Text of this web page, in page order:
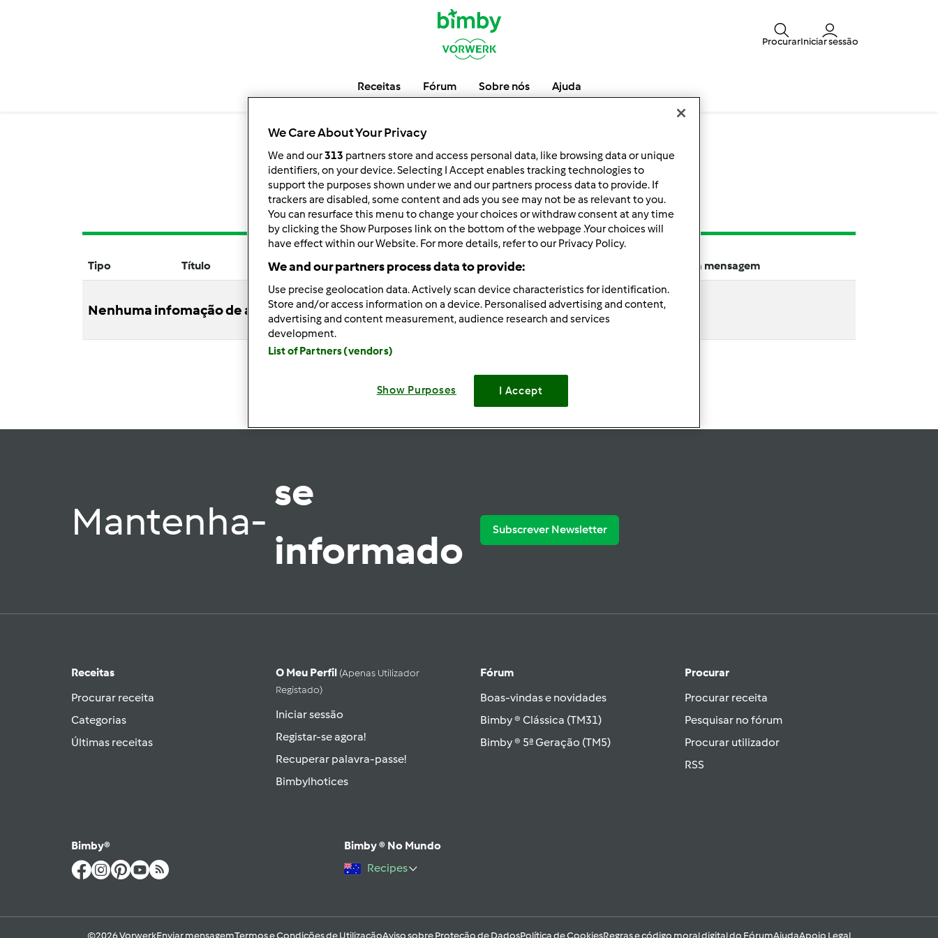
ProcurarIniciar sessão
Receitas Fórum Sobre nós Ajuda
Bimbylhotices
Tipo Título Autor Respostas Última mensagem
Nenhuma infomação de atividade
Mantenha-
se
informado
Subscrever Newsletter
Receitas
Procurar receita
Categorias
Últimas receitas
O Meu Perfil (apenas Utilizador
Registado)
Iniciar sessão
Registar-se agora!
Recuperar palavra-passe!
Bimbylhotices
Fórum
Boas-vindas e novidades
Bimby ® Clássica (TM31)
Bimby ® 5ª Geração (TM5)
Procurar
Procurar receita
Pesquisar no fórum
Procurar utilizador
RSS
Bimby®
Bimby ® No Mundo
Recipes
©2026 VorwerkEnviar mensagemTermos e Condições de UtilizaçãoAviso sobre Proteção de DadosPolítica de CookiesRegras e código moral digital do FórumAjudaApoio Legal
We Care About Your Privacy
We and our313 partners store and access personal data, like browsing data or unique
identifiers, on your device. Selecting I Accept enables tracking technologies to
support the purposes shown under we and our partners process data to provide. If
trackers are disabled, some content and ads you see may not be as relevant to you.
You can resurface this menu to change your choices or withdraw consent at any time
by clicking the Show Purposes link on the bottom of the webpage .Your choices will
have effect within our Website. For more details, refer to our Privacy Policy.
We and our partners process data to provide:
Use precise geolocation data. Actively scan device characteristics for identification.
Store and/or access information on a device. Personalised advertising and content,
advertising and content measurement, audience research and services
development.
List of Partners (vendors)
Show Purposes I Accept